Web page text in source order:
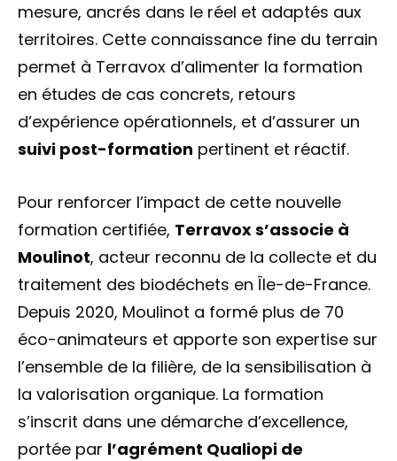
mesure, ancrés dans le réel et adaptés aux
territoires. Cette connaissance fine du terrain
permet à Terravox d’alimenter la formation
en études de cas concrets, retours
d’expérience opérationnels, et d’assurer un
suivi post-formation pertinent et réactif.
Pour renforcer l’impact de cette nouvelle
formation certifiée, Terravox s’associe à
Moulinot, acteur reconnu de la collecte et du
traitement des biodéchets en Île-de-France.
Depuis 2020, Moulinot a formé plus de 70
éco-animateurs et apporte son expertise sur
l’ensemble de la filière, de la sensibilisation à
la valorisation organique. La formation
s’inscrit dans une démarche d’excellence,
portée par l’agrément Qualiopi de